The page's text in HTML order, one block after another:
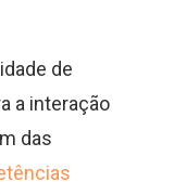
de
a interação
das